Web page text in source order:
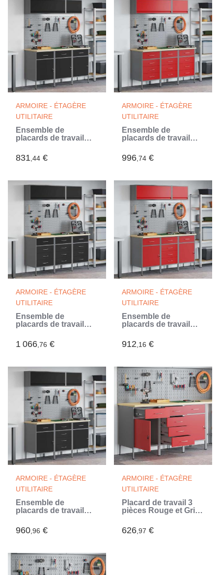
ARMOIRE - ÉTAGÈRE
UTILITAIRE
Ensemble de
placards de travail
(Noir)
831,44 €
ARMOIRE - ÉTAGÈRE
UTILITAIRE
Ensemble de
placards de travail
996,74 €
ARMOIRE - ÉTAGÈRE
UTILITAIRE
Ensemble de
placards de travail
(Noir)
1 066,76 €
ARMOIRE - ÉTAGÈRE
UTILITAIRE
Ensemble de
placards de travail
912,16 €
ARMOIRE - ÉTAGÈRE
UTILITAIRE
Ensemble de
placards de travail
(Noir)
960,96 €
ARMOIRE - ÉTAGÈRE
UTILITAIRE
Placard de travail 3
pièces Rouge et Gris
626,97 €